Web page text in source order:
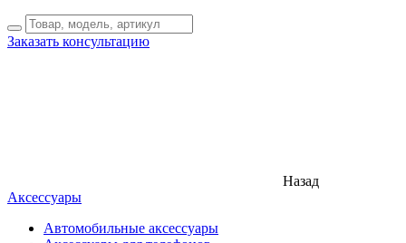
Заказать консультацию
Назад
Аксессуары
Автомобильные аксессуары